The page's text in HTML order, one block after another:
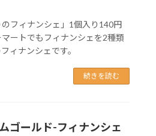
フィナンシェ」1個入り140円
ートでもフィナンシェを2種類
ィナンシェです。
続きを読む
ゴールド-フィナンシェ